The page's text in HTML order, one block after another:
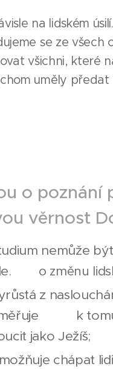
na lidském
se ze všech
všichni, které
uměly
o poznání
věrnost
nemůže
o změnu
z
k tomu,
jako Ježíš;
chápat